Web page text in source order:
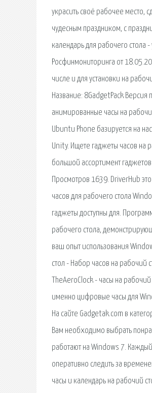
украсить своё рабочее место,
чудесным праздником, с
календарь для рабочего
Росфинмониторинга от
числе и для установки на
Название: 8GadgetPack
анимированные часы на
Ubuntu Phone базируется на
Unity. Ищете гаджеты часов на
большой ассортимент
Просмотров 1639. DriverHub
часов для рабочего стола
гаджеты доступны для.
рабочего стола,
ваш опыт использования
стол - Набор часов на рабочий
TheAeroClock - часы на
именно цифровые часы для
На сайте Gadgetak.com в
Вам необходимо выбрать
работают на Windows 7.
оперативно следить за
часы и календарь на рабочий